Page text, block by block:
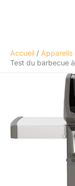
Accueil
Appareils
Test du barbecue